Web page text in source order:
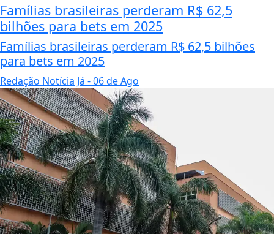
Famílias brasileiras perderam R$ 62,5
bilhões para bets em 2025
Famílias brasileiras perderam R$ 62,5 bilhões
para bets em 2025
Redação Notícia Já - 06 de Ago